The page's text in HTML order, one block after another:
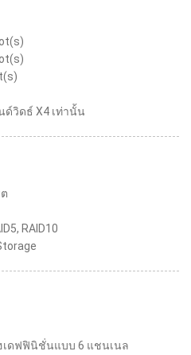
ด์วิดธ์ X4 เท่านั้น
RAID10
ฮเดฟฟินิชั่นแบบ 6 แชนเนล